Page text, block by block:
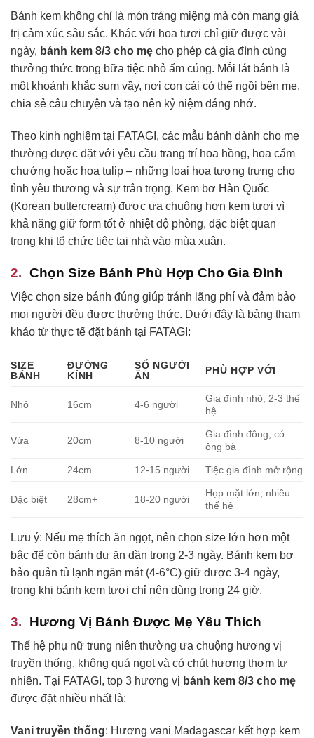
Bánh kem không chỉ là món tráng miệng mà còn mang giá
trị cảm xúc sâu sắc. Khác với hoa tươi chỉ giữ được vài
ngày, bánh kem 8/3 cho mẹ cho phép cả gia đình cùng
thưởng thức trong bữa tiệc nhỏ ấm cúng. Mỗi lát bánh là
một khoảnh khắc sum vầy, nơi con cái có thể ngồi bên mẹ,
chia sẻ câu chuyện và tạo nên kỷ niệm đáng nhớ.
Theo kinh nghiệm tại FATAGI, các mẫu bánh dành cho mẹ
thường được đặt với yêu cầu trang trí hoa hồng, hoa cẩm
chướng hoặc hoa tulip – những loại hoa tượng trưng cho
tình yêu thương và sự trân trọng. Kem bơ Hàn Quốc
(Korean buttercream) được ưa chuộng hơn kem tươi vì
khả năng giữ form tốt ở nhiệt độ phòng, đặc biệt quan
trọng khi tổ chức tiệc tại nhà vào mùa xuân.
Chọn Size Bánh Phù Hợp Cho Gia Đình
Việc chọn size bánh đúng giúp tránh lãng phí và đảm bảo
mọi người đều được thưởng thức. Dưới đây là bảng tham
khảo từ thực tế đặt bánh tại FATAGI:
SIZE
BÁNH
ĐƯỜNG
KÍNH
SỐ NGƯỜI
ĂN
PHÙ HỢP VỚI
Nhỏ 16cm 4-6 người
Gia đình nhỏ, 2-3 thế
hệ
Vừa 20cm 8-10 người
Gia đình đông, có
ông bà
Lớn 24cm 12-15 người Tiệc gia đình mở rộng
Đặc biệt 28cm+ 18-20 người
Họp mặt lớn, nhiều
thế hệ
Lưu ý: Nếu mẹ thích ăn ngọt, nên chọn size lớn hơn một
bậc để còn bánh dư ăn dần trong 2-3 ngày. Bánh kem bơ
bảo quản tủ lạnh ngăn mát (4-6°C) giữ được 3-4 ngày,
trong khi bánh kem tươi chỉ nên dùng trong 24 giờ.
Hương Vị Bánh Được Mẹ Yêu Thích
Thế hệ phụ nữ trung niên thường ưa chuộng hương vị
truyền thống, không quá ngọt và có chút hương thơm tự
nhiên. Tại FATAGI, top 3 hương vị bánh kem 8/3 cho mẹ
được đặt nhiều nhất là:
Vani truyền thống: Hương vani Madagascar kết hợp kem